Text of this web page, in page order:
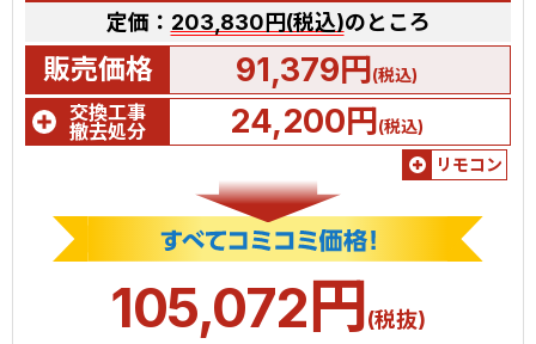
定価： 203,830円(税込)のところ
販売価格 91,379円(税込)
交換工事
撤去処分
24,200円(税込)
リモコン
105,072 円(税抜)